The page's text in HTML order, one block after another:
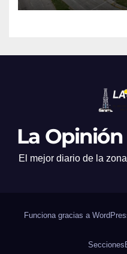
La
El mejor diario de la
Funciona gracias a
Secciones